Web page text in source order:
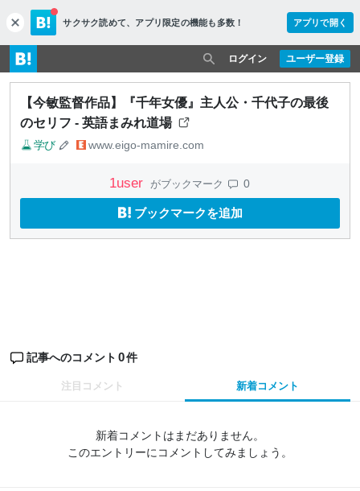
c
l
o
s
e
サクサク読めて、 アプリ限定の機能も多数！ アプリで開く
ユーザー登録
ログイン
【今敏監督作品】『千年女優』主人公・千代子の最後
のセリフ - 英語まみれ道場
学び www.eigo-mamire.com
1user がブックマーク 0
ブックマークを追加
記事へのコメント 0件
注目コメント 新着コメント
新着コメントはまだありません。
このエントリーにコメントしてみましょう。